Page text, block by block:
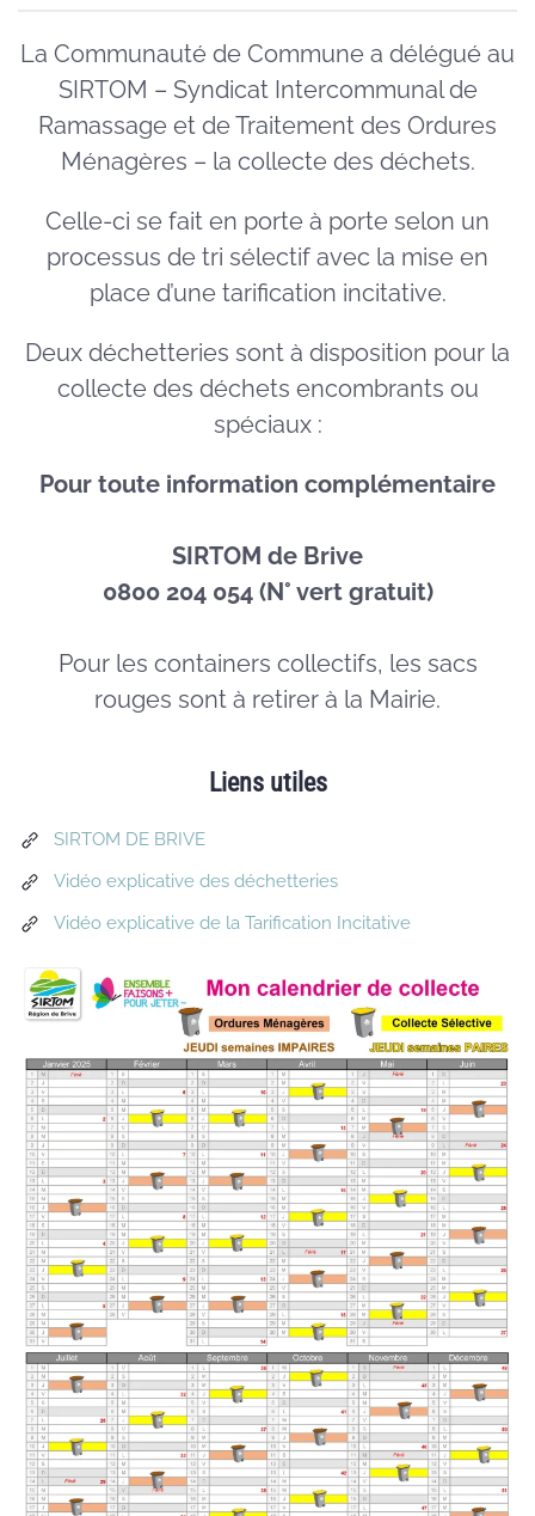
La Communauté de Commune a délégué au
SIRTOM – Syndicat Intercommunal de
Ramassage et de Traitement des Ordures
Ménagères – la collecte des déchets.
Celle-ci se fait en porte à porte selon un
processus de tri sélectif avec la mise en
place d’une tarification incitative.
Deux déchetteries sont à disposition pour la
collecte des déchets encombrants ou
spéciaux :
Pour toute information complémentaire
SIRTOM de Brive
0800 204 054 (N° vert gratuit)
Pour les containers collectifs, les sacs
rouges sont à retirer à la Mairie.
Liens utiles
SIRTOM DE BRIVE
Vidéo explicative des déchetteries
Vidéo explicative de la Tarification Incitative